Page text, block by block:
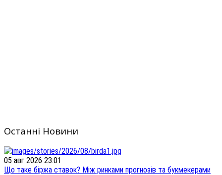
Останні Новини
05 авг 2026 23:01
Що таке біржа ставок? Між ринками прогнозів та букмекерами